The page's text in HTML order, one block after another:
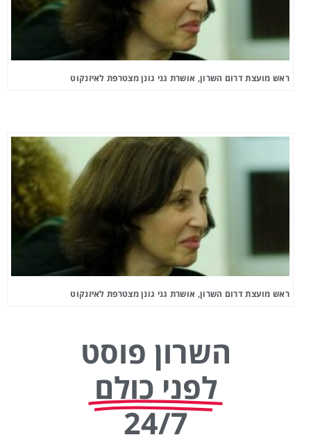
ראש מועצת דרום השרון, אושרת גני גונן מצטרפת לאיזנקוט
ראש מועצת דרום השרון, אושרת גני גונן מצטרפת לאיזנקוט
השרון פוסט
לפני כולם
24/7